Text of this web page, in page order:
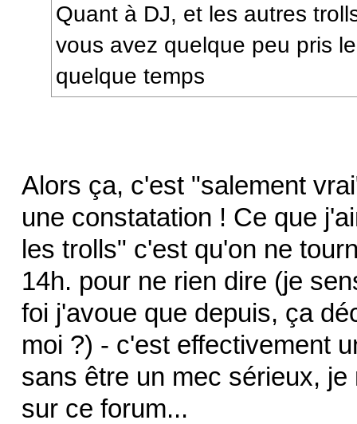
Quant à DJ, et les autres
vous avez quelque peu pris
quelque temps
Alors ça, c'est "salement
une constatation ! Ce que
les trolls" c'est qu'on ne
14h. pour ne rien dire (je
foi j'avoue que depuis, ça
moi ?) - c'est effectivement
sans être un mec sérieux,
sur ce forum...